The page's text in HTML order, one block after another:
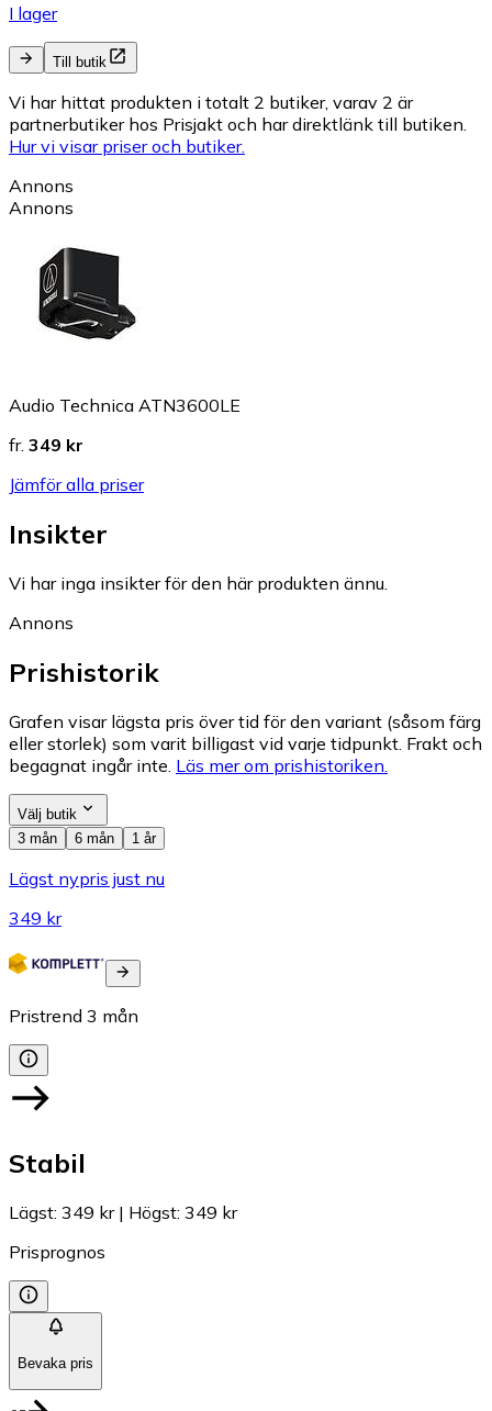
I lager
Till butik
Vi har hittat produkten i totalt 2 butiker, varav 2 är
partnerbutiker hos Prisjakt och har direktlänk till butiken.
Hur vi visar priser och butiker.
Annons
Annons
Audio Technica ATN3600LE
fr. 349 kr
Jämför alla priser
Insikter
Vi har inga insikter för den här produkten ännu.
Annons
Prishistorik
Grafen visar lägsta pris över tid för den variant (såsom färg
eller storlek) som varit billigast vid varje tidpunkt. Frakt och
begagnat ingår inte. Läs mer om prishistoriken.
Välj butik
3 mån
6 mån 1 år
Lägst nypris just nu
349 kr
Pristrend 3 mån
Stabil
Lägst: 349 kr| Högst: 349 kr
Prisprognos
Bevaka pris